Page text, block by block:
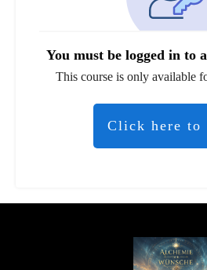
You must be logged in to
This course is only available
Click here to